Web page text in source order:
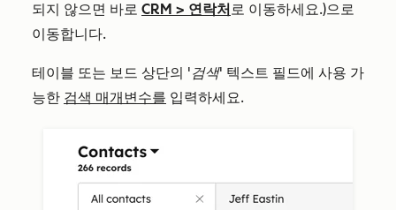
되지 않으면 바로 CRM > 연락처로 이동하세요.)으로
이동합니다.
테이블 또는 보드 상단의 '검색' 텍스트 필드에 사용 가
능한 검색 매개변수를 입력하세요.